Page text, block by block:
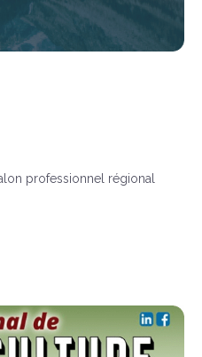
professionnel régional